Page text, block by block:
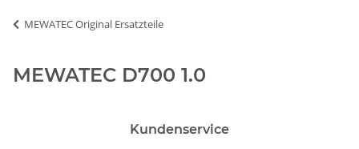
MEWATEC Original Ersatzteile
MEWATEC D700 1.0
Kundenservice